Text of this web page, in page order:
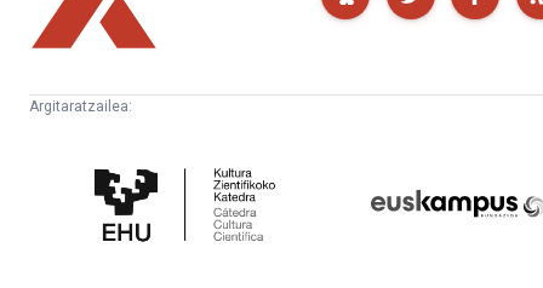
Argitaratzailea:
Zientifikoko
Katedra